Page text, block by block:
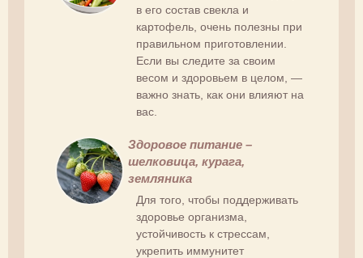
в его состав свекла и
картофель, очень полезны при
правильном приготовлении.
Если вы следите за своим
весом и здоровьем в целом, —
важно знать, как они влияют на
вас.
Здоровое питание –
шелковица, курага,
земляника
Для того, чтобы поддерживать
здоровье организма,
устойчивость к стрессам,
укрепить иммунитет